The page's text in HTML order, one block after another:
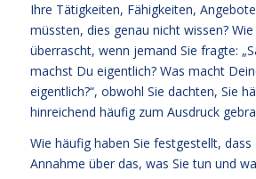
Ihre Tätigkeiten, Fähigkeiten,
müssten, dies genau nicht wissen?
überrascht, wenn jemand Sie fragte:
machst Du eigentlich? Was macht
eigentlich?“, obwohl Sie dachten, Sie
hinreichend häufig zum Ausdruck
Wie häufig haben Sie festgestellt, dass
Annahme über das, was Sie tun und